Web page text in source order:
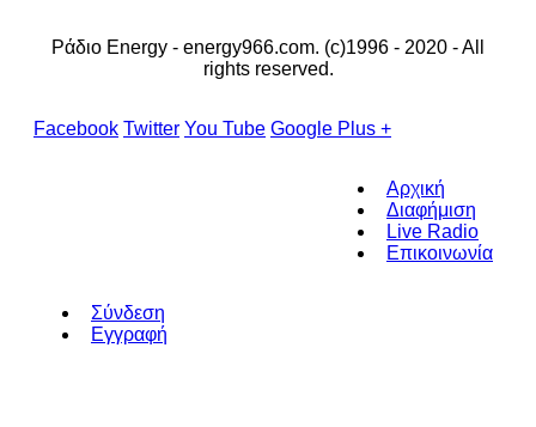
Ράδιο Energy - energy966.com. (c)1996 - 2020 - All
rights reserved.
Facebook Twitter You Tube Google Plus +
Αρχική
Διαφήμιση
Live Radio
Επικοινωνία
Σύνδεση
Εγγραφή